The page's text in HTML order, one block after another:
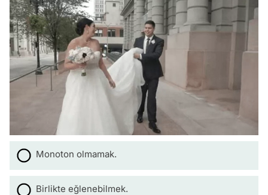
Monoton olmamak.
Birlikte eğlenebilmek.